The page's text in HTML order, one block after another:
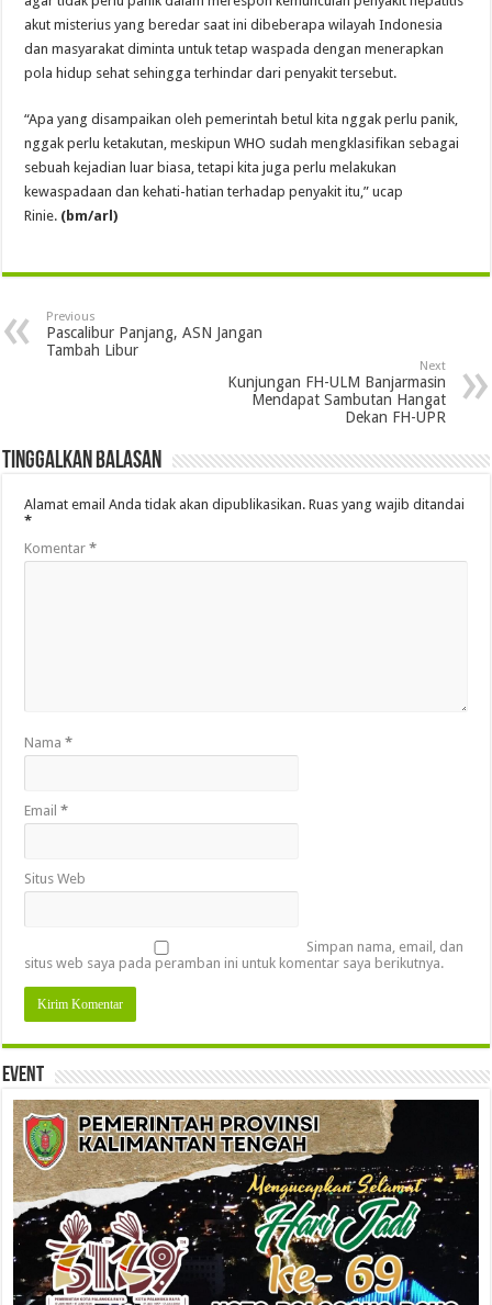
akut misterius yang beredar saat ini dibeberapa wilayah Indonesia
dan masyarakat diminta untuk tetap waspada dengan menerapkan
pola hidup sehat sehingga terhindar dari penyakit tersebut.
“Apa yang disampaikan oleh pemerintah betul kita nggak perlu panik,
nggak perlu ketakutan, meskipun WHO sudah mengklasifikan sebagai
sebuah kejadian luar biasa, tetapi kita juga perlu melakukan
kewaspadaan dan kehati-hatian terhadap penyakit itu,” ucap
Rinie. (bm/arl)
Previous
Pascalibur Panjang, ASN Jangan
Tambah Libur
Next
Kunjungan FH-ULM Banjarmasin
Mendapat Sambutan Hangat
Dekan FH-UPR
Tinggalkan Balasan
Alamat email Anda tidak akan dipublikasikan. Ruas yang wajib ditandai
*
Komentar*
Nama*
Email*
Situs Web
Simpan nama, email, dan
situs web saya pada peramban ini untuk komentar saya berikutnya.
Event